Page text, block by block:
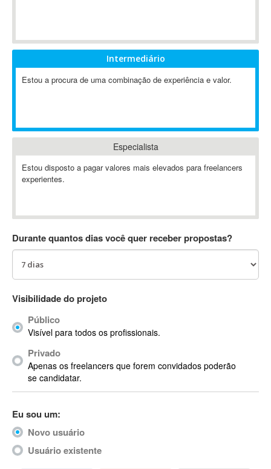
ABAP
Abaqus
ABBYY FineReader
Ableton
Ableton Push
Abstract
AC3
ACID Pro
ACPI
Acrobat
Acrobat X
Acronis
ACT
Actimize
ActionScript
ActionScript 3
Intermediário
Estou a procura de uma combinação de experiência e valor.
Especialista
Estou disposto a pagar valores mais elevados para freelancers
experientes.
Durante quantos dias você quer receber propostas?
Visibilidade do projeto
Público
Visível para todos os profissionais.
Privado
Apenas os freelancers que forem convidados poderão
se candidatar.
Eu sou um:
Novo usuário
Usuário existente